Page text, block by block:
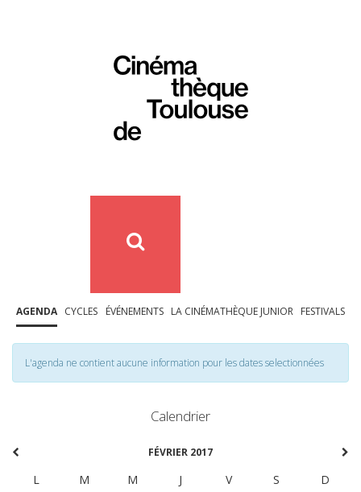
AGENDA CYCLES ÉVÉNEMENTS LA CINÉMATHÈQUE JUNIOR FESTIVALS
L'agenda ne contient aucune information pour les dates selectionnées
Calendrier
FÉVRIER 2017
L M M J V S
D